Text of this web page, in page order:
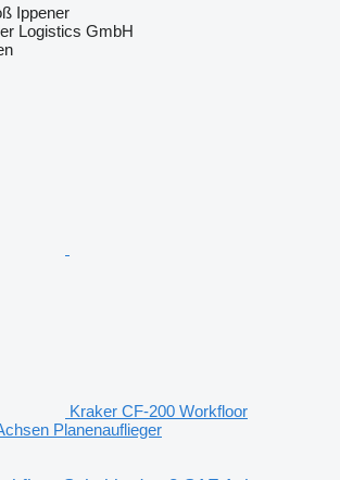
Ippener
Logistics GmbH
Kraker CF-200 Workfloor
Planenauflieger